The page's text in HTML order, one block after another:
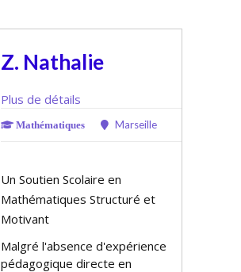
Z. Nathalie
Plus de détails
Mathématiques Marseille
Un Soutien Scolaire en
Mathématiques Structuré et
Motivant
Malgré l'absence d'expérience
pédagogique directe en